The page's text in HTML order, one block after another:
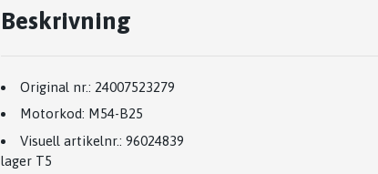
Beskrivning
Original nr.: 24007523279
Motorkod: M54-B25
Visuell artikelnr.: 96024839
lager T5